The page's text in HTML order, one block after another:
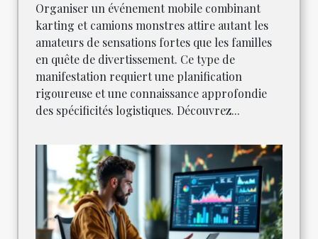
Organiser un événement mobile combinant
karting et camions monstres attire autant les
amateurs de sensations fortes que les familles
en quête de divertissement. Ce type de
manifestation requiert une planification
rigoureuse et une connaissance approfondie
des spécificités logistiques. Découvrez...